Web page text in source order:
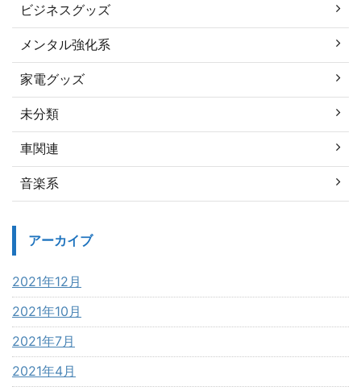
ビジネスグッズ
メンタル強化系
家電グッズ
未分類
車関連
音楽系
アーカイブ
2021年12月
2021年10月
2021年7月
2021年4月